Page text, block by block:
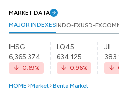
MARKET DATA
MAJOR INDEXESINDO-FXUSD-FX
IHSG
6,365.374
-0.69%
LQ45
634.125
-0.96%
JII
-
HOME Market Berita Market